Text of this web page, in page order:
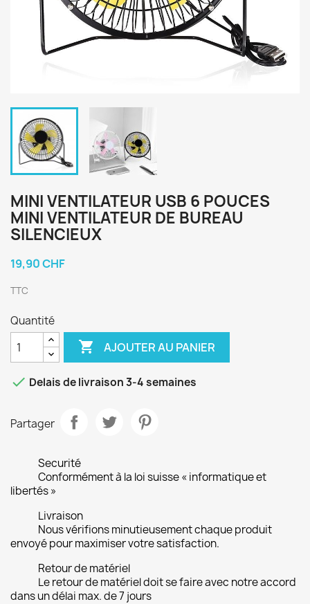
MINI VENTILATEUR USB 6 POUCES
MINI VENTILATEUR DE BUREAU
SILENCIEUX
19,90 CHF
TTC
Quantité
 AJOUTER AU PANIER
 Delais de livraison 3-4 semaines
Partager
Securité
Conformément à la loi suisse « informatique et
libertés »
Livraison
Nous vérifions minutieusement chaque produit
envoyé pour maximiser votre satisfaction.
Retour de matériel
Le retour de matériel doit se faire avec notre accord
dans un délai max. de 7 jours